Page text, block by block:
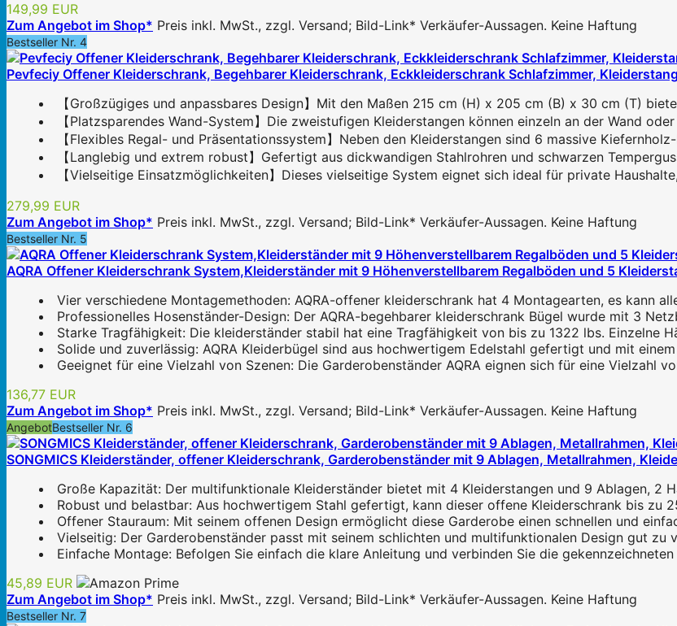
149,99 EUR
Zum Angebot im Shop* Preis inkl. MwSt., zzgl. Versand; Bild-Link* Verkäufer-Aussagen. Keine Haftung
Bestseller Nr. 4
Pevfeciy Offener Kleiderschrank, Begehbarer Kleiderschrank, Eckkleiderschrank Schlafzimmer,
【Großzügiges und anpassbares Design】Mit den Maßen 215 cm (H) x 205 cm (B) x 30 cm (T)
【Platzsparendes Wand-System】Die zweistufigen Kleiderstangen können einzeln an der Wand
【Flexibles Regal- und Präsentationssystem】Neben den Kleiderstangen sind 6 massive
【Langlebig und extrem robust】Gefertigt aus dickwandigen Stahlrohren und schwarzen
【Vielseitige Einsatzmöglichkeiten】Dieses vielseitige System eignet sich ideal für private
279,99 EUR
Zum Angebot im Shop* Preis inkl. MwSt., zzgl. Versand; Bild-Link* Verkäufer-Aussagen. Keine Haftung
Bestseller Nr. 5
AQRA Offener Kleiderschrank System,Kleiderständer mit 9 Höhenverstellbarem Regalböden und 5
Vier verschiedene Montagemethoden: AQRA-offener kleiderschrank hat 4 Montagearten, es kann
Professionelles Hosenständer-Design: Der AQRA-begehbarer kleiderschrank Bügel wurde mit 3
Starke Tragfähigkeit: Die kleiderständer stabil hat eine Tragfähigkeit von bis zu 1322 lbs. Einzelne
Solide und zuverlässig: AQRA Kleiderbügel sind aus hochwertigem Edelstahl gefertigt und mit
Geeignet für eine Vielzahl von Szenen: Die Garderobenständer AQRA eignen sich für eine Vielzahl
136,77 EUR
Zum Angebot im Shop* Preis inkl. MwSt., zzgl. Versand; Bild-Link* Verkäufer-Aussagen. Keine Haftung
AngebotBestseller Nr. 6
SONGMICS Kleiderständer, offener Kleiderschrank, Garderobenständer mit 9 Ablagen, Metallrahmen,
Große Kapazität: Der multifunktionale Kleiderständer bietet mit 4 Kleiderstangen und 9 Ablagen, 2
Robust und belastbar: Aus hochwertigem Stahl gefertigt, kann dieser offene Kleiderschrank bis zu
Offener Stauraum: Mit seinem offenen Design ermöglicht diese Garderobe einen schnellen und
Vielseitig: Der Garderobenständer passt mit seinem schlichten und multifunktionalen Design gut zu
Einfache Montage: Befolgen Sie einfach die klare Anleitung und verbinden Sie die
45,89 EUR
Zum Angebot im Shop* Preis inkl. MwSt., zzgl. Versand; Bild-Link* Verkäufer-Aussagen. Keine Haftung
Bestseller Nr. 7